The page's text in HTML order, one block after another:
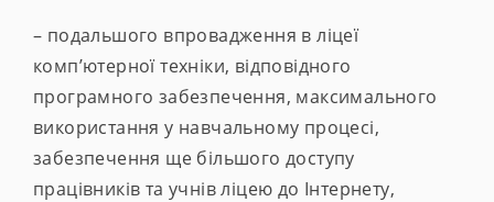
– подальшого впровадження в ліцеї
комп’ютерної техніки, відповідного
програмного забезпечення, максимального
використання у навчальному процесі,
забезпечення ще більшого доступу
працівників та учнів ліцею до Інтернету,